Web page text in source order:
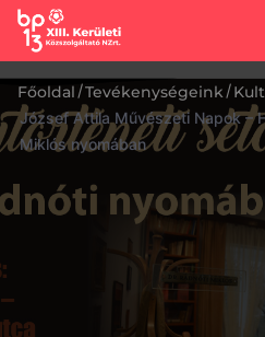
Főoldal /Tevékenységeink/
József Attila Művészeti Napok –
Miklós nyomában